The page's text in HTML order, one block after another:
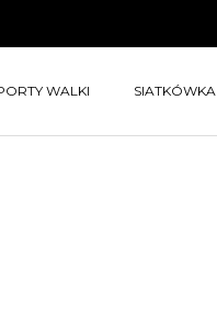
WALKI SIATKÓWKA